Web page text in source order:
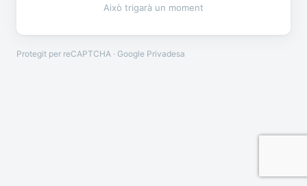
Això trigarà un moment
Protegit per reCAPTCHA · Google Privadesa